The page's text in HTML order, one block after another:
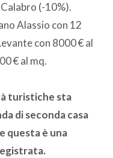
(-10%).
Alassio con 12
con 8000 € al
€ al mq.
à turistiche sta
di seconda casa
questa è una